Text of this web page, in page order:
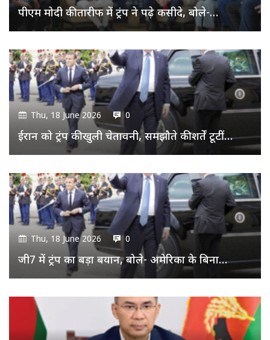
पीएम मोदी की तारीफ में ट्रंप ने पढ़े कसीदे, बोले-…
Thu, 18 June 2026 0
ईरान को ट्रंप की खुली चेतावनी, समझौते की शर्तें टूटीं…
Thu, 18 June 2026 0
जी7 में ट्रंप का बड़ा बयान, बोले- अमेरिका के बिना…